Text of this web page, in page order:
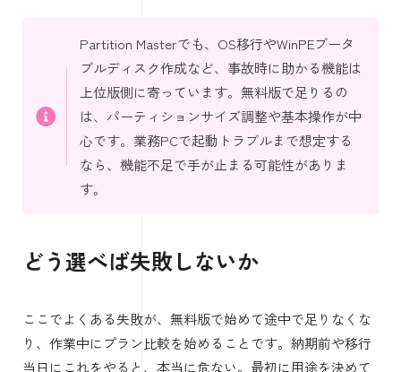
Partition Masterでも、OS移行やWinPEブータ
ブルディスク作成など、事故時に助かる機能は
上位版側に寄っています。無料版で足りるの
は、パーティションサイズ調整や基本操作が中
心です。業務PCで起動トラブルまで想定する
なら、機能不足で手が止まる可能性がありま
す。
どう選べば失敗しないか
ここでよくある失敗が、無料版で始めて途中で足りなくな
り、作業中にプラン比較を始めることです。納期前や移行
当日にこれをやると、本当に危ない。最初に用途を決めて